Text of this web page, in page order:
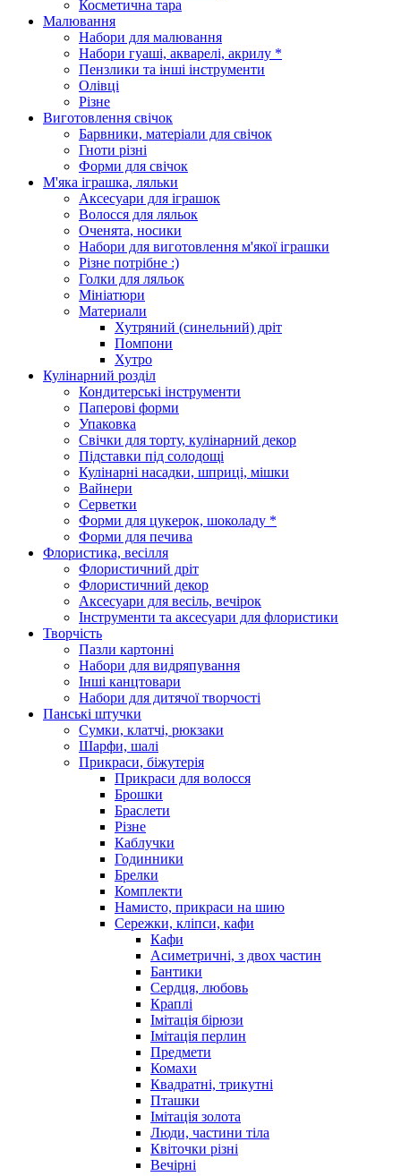
Косметична тара
Малювання
Набори для малювання
Набори гуаші, акварелі, акрилу *
Пензлики та інші інструменти
Олівці
Різне
Виготовлення свічок
Барвники, матеріали для свічок
Гноти різні
Форми для свічок
М'яка іграшка, ляльки
Аксесуари для іграшок
Волосся для ляльок
Оченята, носики
Набори для виготовлення м'якої іграшки
Різне потрібне :)
Голки для ляльок
Мініатюри
Материали
Хутряний (синельний) дріт
Помпони
Хутро
Кулінарний розділ
Кондитерські інструменти
Паперові форми
Упаковка
Свічки для торту, кулінарний декор
Підставки під солодощі
Кулінарні насадки, шприці, мішки
Вайнери
Серветки
Форми для цукерок, шоколаду *
Форми для печива
Флористика, весілля
Флористичний дріт
Флористичний декор
Аксесуари для весіль, вечірок
Інструменти та аксесуари для флористики
Творчість
Пазли картонні
Набори для видряпування
Інші канцтовари
Набори для дитячої творчості
Панські штучки
Сумки, клатчі, рюкзаки
Шарфи, шалі
Прикраси, біжутерія
Прикраси для волосся
Брошки
Браслети
Різне
Каблучки
Годинники
Брелки
Комплекти
Намисто, прикраси на шию
Сережки, кліпси, кафи
Кафи
Асиметричні, з двох частин
Бантики
Сердця, любовь
Краплі
Імітація бірюзи
Імітація перлин
Предмети
Комахи
Квадратні, трикутні
Пташки
Імітація золота
Люди, частини тіла
Квіточки різні
Вечірні